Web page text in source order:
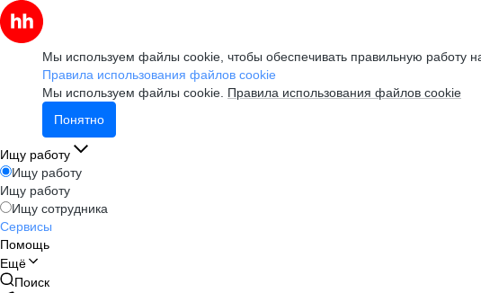
Мы используем файлы cookie, чтобы обеспечивать правильную работу
Правила использования файлов cookie
Мы используем файлы cookie. Правила использования файлов cookie
Понятно
Ищу работу
Ищу работу
Ищу работу
Ищу сотрудника
Сервисы
Помощь
Ещё
Поиск